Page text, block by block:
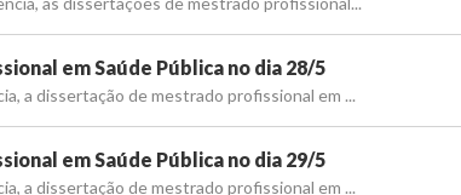
em Saúde Pública no dia 28/5
a dissertação de mestrado profissional em ...
em Saúde Pública no dia 29/5
a dissertação de mestrado profissional em ...